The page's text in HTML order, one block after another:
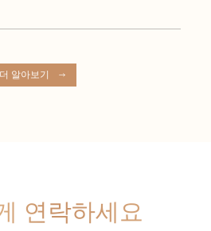
더 알아보기
연락하세요